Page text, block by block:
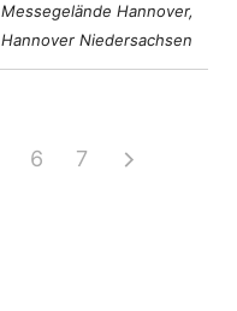
Messegelände Hannover,
Hannover Niedersachsen
6 7